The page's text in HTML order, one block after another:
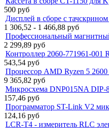
500 руб
Дисплей в сборе с
1 306,52 - 1 466,88 руб
Профессиональный
2 299,89 руб
Контроллер 2060-771961-
543,54 руб
Процессор AMD Ryzen 5
9 365,82 руб
Микросхема DNP015NA DIP-
157,46 руб
Программатор ST-Link V2
124,16 руб
LCR-T4 - измеритель RLC